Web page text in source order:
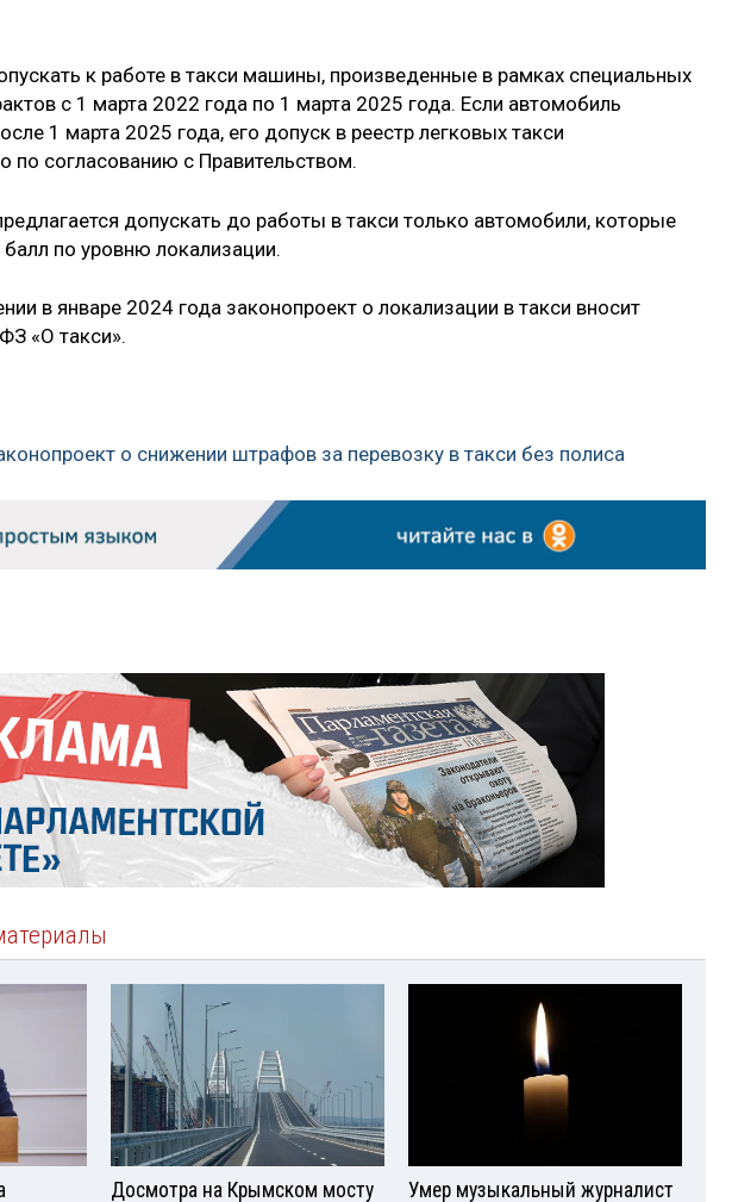
к работе в такси машины, произведенные в рамках специальных
с 1 марта 2022 года по 1 марта 2025 года. Если автомобиль
1 марта 2025 года, его допуск в реестр легковых такси
по согласованию с Правительством.
допускать до работы в такси только автомобили, которые
по уровню локализации.
в январе 2024 года законопроект о локализации в такси вносит
«О такси».
о снижении штрафов за перевозку в такси без полиса
Досмотра на Крымском мосту
Умер музыкальный журналист